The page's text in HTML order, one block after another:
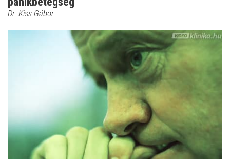
Dr. Kiss Gábor